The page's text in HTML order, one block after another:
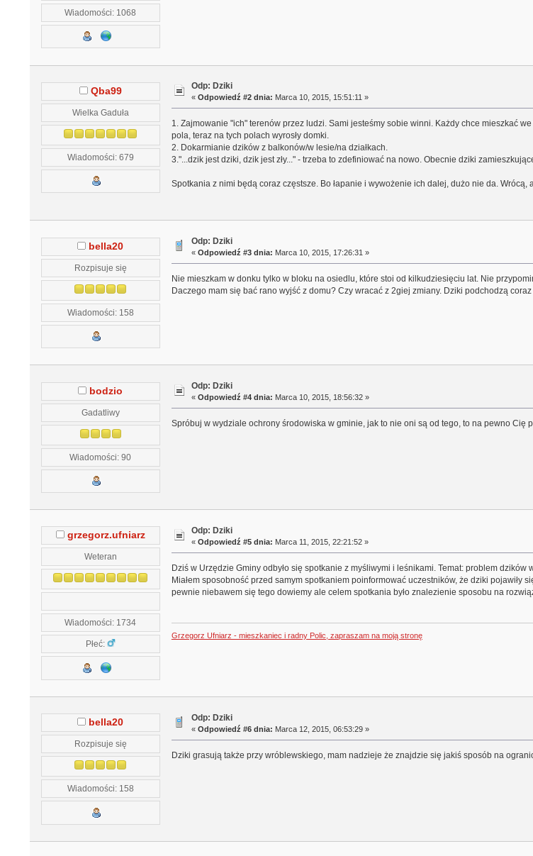
Wiadomości: 1068
Qba99
Wielka Gaduła
Wiadomości: 679
Odp: Dziki
«Odpowiedź #2 dnia: Marca 10, 2015, 15:51:11 »
1. Zajmowanie "ich" terenów przez ludzi. Sami jesteśmy sobie winni. Każdy chce mieszkać
pola, teraz na tych polach wyrosły domki.
2. Dokarmianie dzików z balkonów/w lesie/na działkach.
3."...dzik jest dziki, dzik jest zły..." - trzeba to zdefiniować na nowo. Obecnie dziki
Spotkania z nimi będą coraz częstsze. Bo łapanie i wywożenie ich dalej, dużo nie da.
bella20
Rozpisuje się
Wiadomości: 158
Odp: Dziki
«Odpowiedź #3 dnia: Marca 10, 2015, 17:26:31 »
Nie mieszkam w donku tylko w bloku na osiedlu, które stoi od kilkudziesięciu lat. Nie
Daczego mam się bać rano wyjść z domu? Czy wracać z 2giej zmiany. Dziki podchodzą
bodzio
Gadatliwy
Wiadomości: 90
Odp: Dziki
«Odpowiedź #4 dnia: Marca 10, 2015, 18:56:32 »
Spróbuj w wydziale ochrony środowiska w gminie, jak to nie oni są od tego, to na pewno Cię
grzegorz.ufniarz
Weteran
Wiadomości: 1734
Płeć:
Odp: Dziki
«Odpowiedź #5 dnia: Marca 11, 2015, 22:21:52 »
Dziś w Urzędzie Gminy odbyło się spotkanie z myśliwymi i leśnikami. Temat: problem dzików
Miałem sposobność przed samym spotkaniem poinformować uczestników, że dziki
pewnie niebawem się tego dowiemy ale celem spotkania było znalezienie sposobu na
Grzegorz Ufniarz - mieszkaniec i radny Polic, zapraszam na moją stronę
bella20
Rozpisuje się
Wiadomości: 158
Odp: Dziki
«Odpowiedź #6 dnia: Marca 12, 2015, 06:53:29 »
Dziki grasują także przy wróblewskiego, mam nadzieje że znajdzie się jakiś sposób na